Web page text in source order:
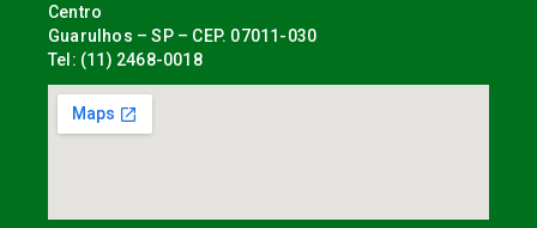
Centro
Guarulhos – SP – CEP. 07011-030
Tel: (11) 2468-0018